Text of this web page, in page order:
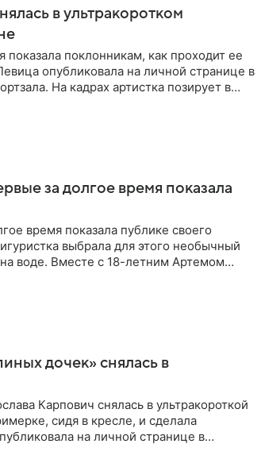
в ультракоротком
показала поклонникам, как проходит ее
опубликовала на личной странице в
На кадрах артистка позирует в
за долгое время показала
время показала публике своего
выбрала для этого необычный
воде. Вместе с 18-летним Артемом
дочек» снялась в
Карпович снялась в ультракороткой
сидя в кресле, и сделала
на личной странице в